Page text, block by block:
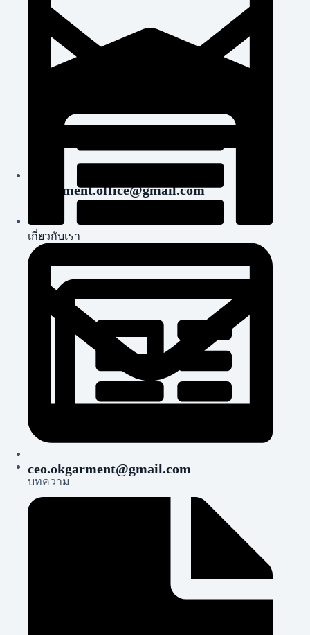
okgarment.office@gmail.com
ceo.okgarment@gmail.com
เกี่ยวกับเรา
บทความ